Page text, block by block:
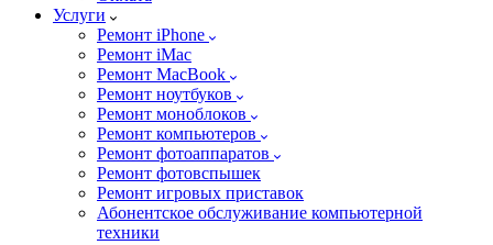
Услуги
Ремонт iPhone
Ремонт iMac
Ремонт MacBook
Ремонт ноутбуков
Ремонт моноблоков
Ремонт компьютеров
Ремонт фотоаппаратов
Ремонт фотовспышек
Ремонт игровых приставок
Абонентское обслуживание компьютерной
техники